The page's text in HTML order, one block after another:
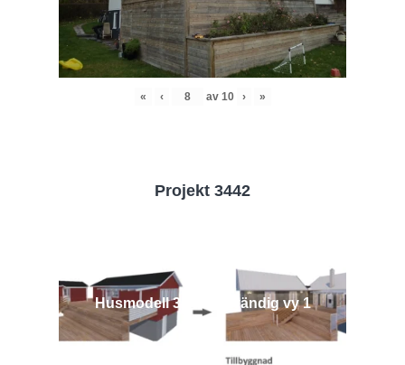
« ‹ av 10 › »
Projekt 3442
Husmodell 3442 - Utvändig vy 1